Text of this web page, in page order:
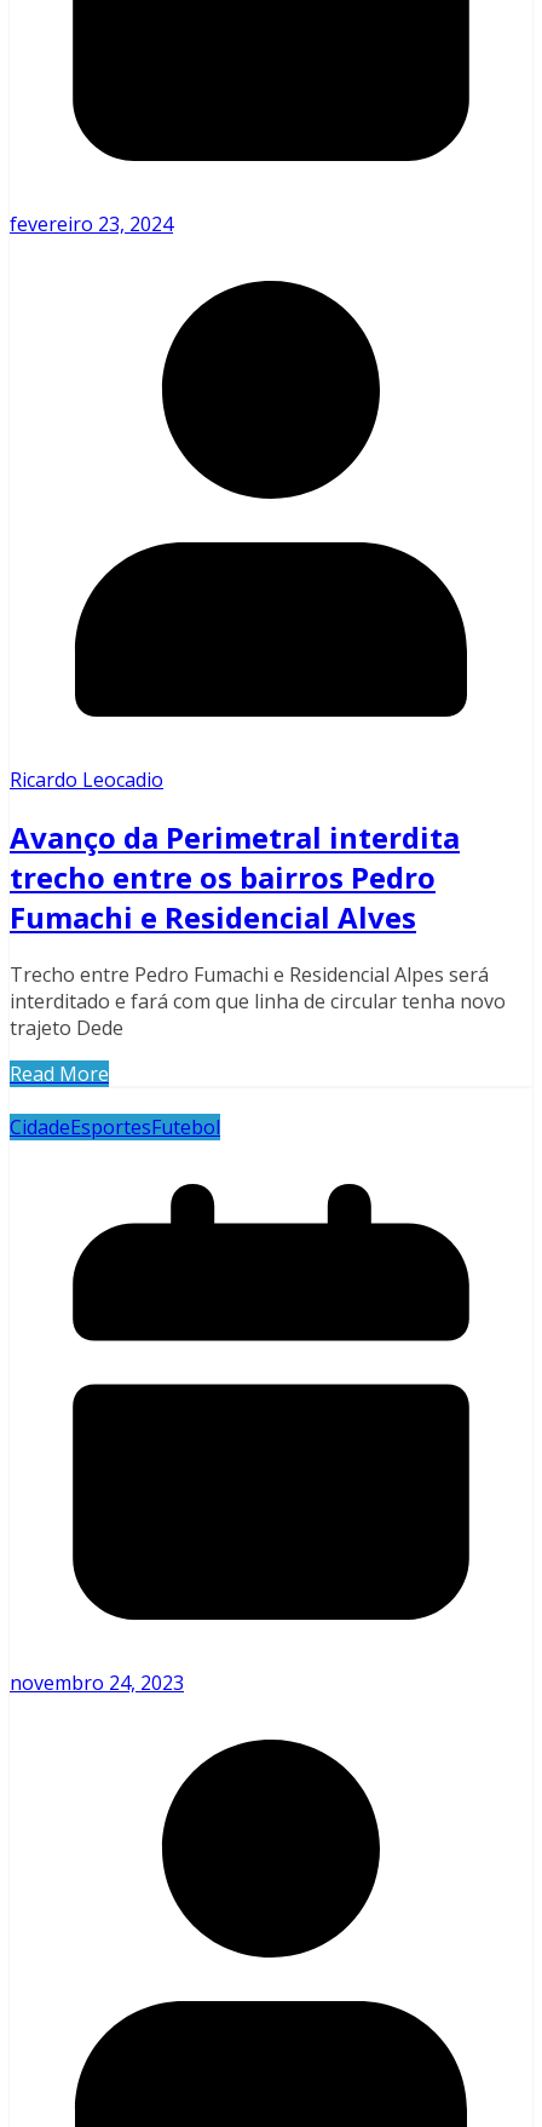
fevereiro 23, 2024
Ricardo Leocadio
Avanço da Perimetral interdita
trecho entre os bairros Pedro
Fumachi e Residencial Alves
Trecho entre Pedro Fumachi e Residencial Alpes será
interditado e fará com que linha de circular tenha novo
trajeto Dede
Read More
CidadeEsportesFutebol
novembro 24, 2023